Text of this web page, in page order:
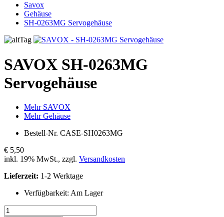
Savox
Gehäuse
SH-0263MG Servogehäuse
SAVOX SH-0263MG
Servogehäuse
Mehr SAVOX
Mehr Gehäuse
Bestell-Nr. CASE-SH0263MG
€ 5,50
inkl. 19% MwSt., zzgl. Versandkosten
Lieferzeit: 1-2 Werktage
Verfügbarkeit: Am Lager